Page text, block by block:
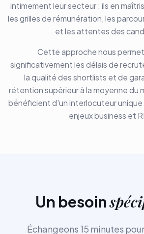
intimement leur secteur : ils en
les grilles de rémunération, les
et les attentes des
Cette approche nous
significativement les délais de
la qualité des shortlists et de
rétention supérieur à la moyenne du
bénéficient d'un interlocuteur unique
enjeux business et
Un besoin
Échangeons 15 minutes